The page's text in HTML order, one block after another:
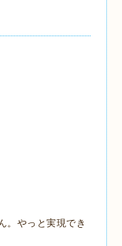
。やっと実現でき